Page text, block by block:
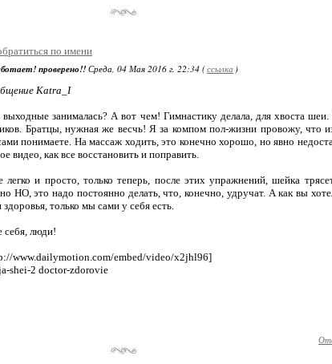
по имени
проверено!!Среда, 04 Мая 2016 г. 22:34 (ссылка )
Katra_I
занималась? А вот чем! Гимнастику делала, для хвоста
Братцы, нужная же весчь! Я за компом пол-жизни провожу, что
понимаете. На массаж ходить, это конечно хорошо, но явно
видео, как все восстановить и поправить.
и просто, только теперь, после этих упражнений, шейка
НО, это надо постоянно делать, что, конечно, удручат. А как вы
только мы сами у себя есть.
себя, люди!
www.dailymotion.com/embed/video/x2jhl96]
shei-2 doctor-zdorovie